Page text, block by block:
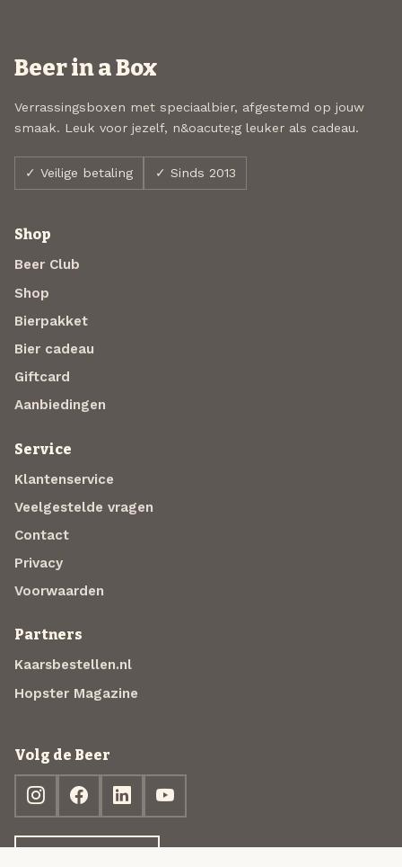
Beer in a Box
Verrassingsboxen met speciaalbier, afgestemd op jouw
smaak. Leuk voor jezelf, n&oacute;g leuker als cadeau.
✓ Veilige betaling ✓ Sinds 2013
Shop
Beer Club
Shop
Bierpakket
Bier cadeau
Giftcard
Aanbiedingen
Service
Klantenservice
Veelgestelde vragen
Contact
Privacy
Voorwaarden
Partners
Kaarsbestellen.nl
Hopster Magazine
Volg de Beer